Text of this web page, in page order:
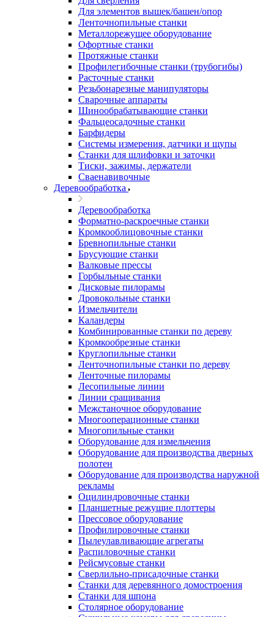
Для элементов вышек/башен/опор
Ленточнопильные станки
Металлорежущее оборудование
Офортные станки
Протяжные станки
Профилегибочные станки (трубогибы)
Расточные станки
Резьбонарезные манипуляторы
Сварочные аппараты
Шинообрабатывающие станки
Фальцеосадочные станки
Барфидеры
Системы измерения, датчики и щупы
Станки для шлифовки и заточки
Тиски, зажимы, держатели
Cваенавивочные
Деревообработка
Деревообработка
Форматно-раскроечные станки
Кромкооблицовочные станки
Бревнопильные станки
Брусующие станки
Валковые прессы
Горбыльные станки
Дисковые пилорамы
Дровокольные станки
Измельчители
Каландеры
Комбинированные станки по дереву
Кромкообрезные станки
Круглопильные станки
Ленточнопильные станки по дереву
Ленточные пилорамы
Лесопильные линии
Линии сращивания
Межстаночное оборудование
Многооперационные станки
Многопильные станки
Оборудование для измельчения
Оборудование для производства дверных
полотен
Оборудование для производства наружной
рекламы
Оцилиндровочные станки
Планшетные режущие плоттеры
Прессовое оборудование
Профилировочные станки
Пылеулавливающие агрегаты
Распиловочные станки
Рейсмусовые станки
Сверлильно-присадочные станки
Станки для деревянного домостроения
Станки для шпона
Столярное оборудование